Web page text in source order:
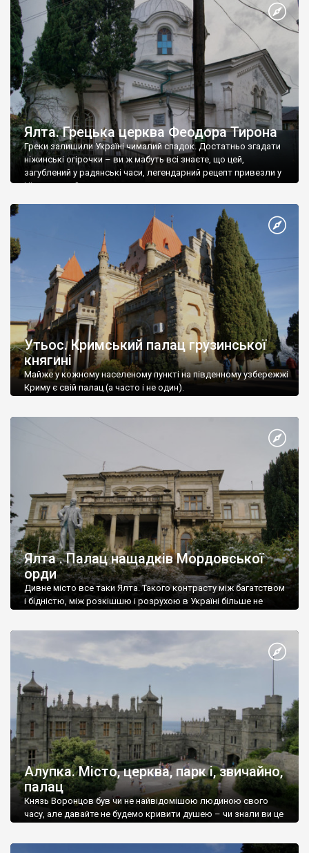
Ялта. Грецька церква Феодора Тирона
Греки залишили Україні чималий спадок. Достатньо згадати
ніжинські огірочки – ви ж мабуть всі знаєте, що цей,
загублений у радянські часи, легендарний рецепт привезли у
Ніжин греки?
Утьос. Кримський палац грузинської
княгині
Майже у кожному населеному пункті на південному узбережжі
Криму є свій палац (а часто і не один).
Ялта . Палац нащадків Мордовської
орди
Дивне місто все таки Ялта. Такого контрасту між багатством
і бідністю, між розкішшю і розрухою в Україні більше не
Алупка. Місто, церква, парк і, звичайно,
палац
Князь Воронцов був чи не найвідомішою людиною свого
часу, але давайте не будемо кривити душею – чи знали ви це